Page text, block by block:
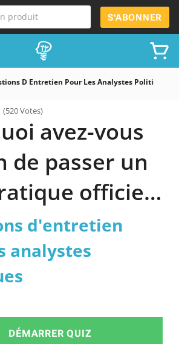
produit S'ABONNER
D Entretien Pour Les Analystes Politiques
(520 Votes)
avez-vous
de passer un
officiel
de
pour les
politiques
d'entretien
analystes
DÉMARRER QUIZ